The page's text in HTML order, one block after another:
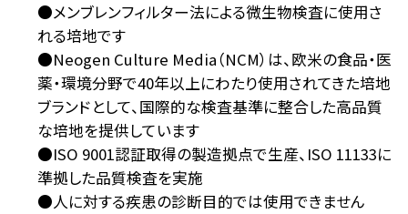
●メンブレンフィルター法による微生物検査に使用さ
れる培地です
●Neogen Culture Media（NCM）は、欧米の食品・医
薬・環境分野で40年以上にわたり使用されてきた培地
ブランドとして、国際的な検査基準に整合した高品質
な培地を提供しています
●ISO 9001認証取得の製造拠点で生産、ISO 11133に
準拠した品質検査を実施
●人に対する疾患の診断目的では使用できません